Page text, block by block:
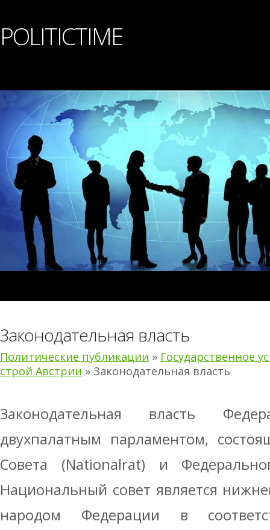
POLITICTIME
Законодательная власть
Политические публикации » Государственное
строй Австрии » Законодательная власть
Законодательная власть
двухпалатным парламентом,
Совета (Nationalrat) и
Национальный совет является
народом Федерации в